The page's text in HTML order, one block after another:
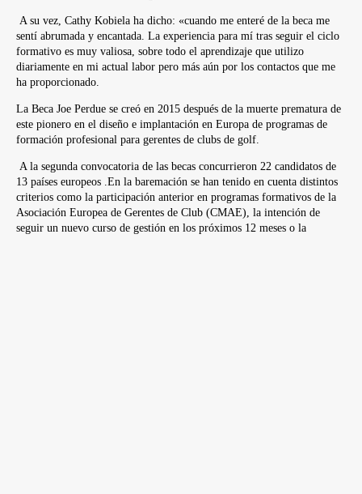
A su vez, Cathy Kobiela ha dicho: «cuando me enteré de la beca me
sentí abrumada y encantada. La experiencia para mí tras seguir el ciclo
formativo es muy valiosa, sobre todo el aprendizaje que utilizo
diariamente en mi actual labor pero más aún por los contactos que me
ha proporcionado.
La Beca Joe Perdue se creó en 2015 después de la muerte prematura de
este pionero en el diseño e implantación en Europa de programas de
formación profesional para gerentes de clubs de golf.
A la segunda convocatoria de las becas concurrieron 22 candidatos de
13 países europeos .En la baremación se han tenido en cuenta distintos
criterios como la participación anterior en programas formativos de la
Asociación Europea de Gerentes de Club (CMAE), la intención de
seguir un nuevo curso de gestión en los próximos 12 meses o la